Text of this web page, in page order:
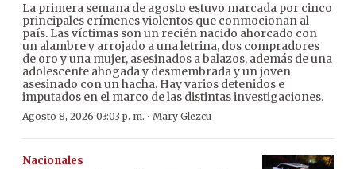
La primera semana de agosto estuvo marcada por cinco
principales crímenes violentos que conmocionan al
país. Las víctimas son un recién nacido ahorcado con
un alambre y arrojado a una letrina, dos compradores
de oro y una mujer, asesinados a balazos, además de una
adolescente ahogada y desmembrada y un joven
asesinado con un hacha. Hay varios detenidos e
imputados en el marco de las distintas investigaciones.
Agosto 8, 2026 03:03 p. m. · Mary Glezcu
Nacionales